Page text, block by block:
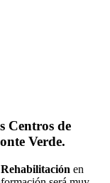
Centros de
Verde.
Rehabilitación en